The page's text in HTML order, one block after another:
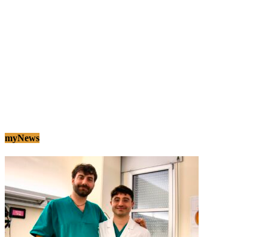
myNews